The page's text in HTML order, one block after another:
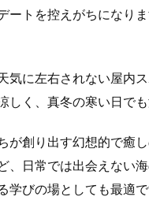
ートを控えがちになり
気に左右されない屋内
く、真冬の寒い日でも
が創り出す幻想的で癒
、日常では出会えない
びの場としても最適で